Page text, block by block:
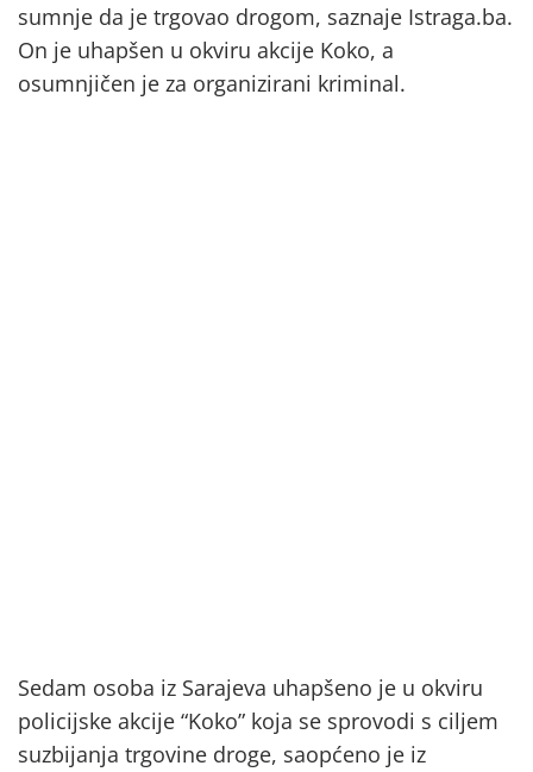
sumnje da je trgovao drogom, saznaje Istraga.ba.
On je uhapšen u okviru akcije Koko, a
osumnjičen je za organizirani kriminal.
Sedam osoba iz Sarajeva uhapšeno je u okviru
policijske akcije “Koko” koja se sprovodi s ciljem
suzbijanja trgovine droge, saopćeno je iz